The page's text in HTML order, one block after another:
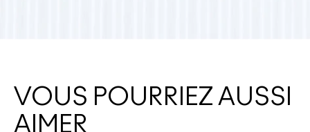
VOUS POURRIEZ AUSSI
AIMER